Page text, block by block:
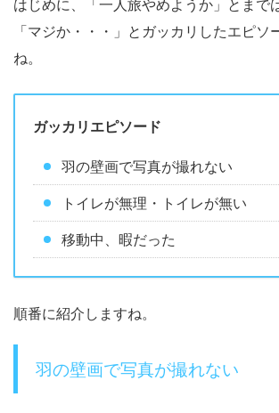
「マジか・・・」とガッカリしたエピソ
ね。
ガッカリエピソード
羽の壁画で写真が撮れない
トイレが無理・トイレが無い
移動中、暇だった
順番に紹介しますね。
羽の壁画で写真が撮れない